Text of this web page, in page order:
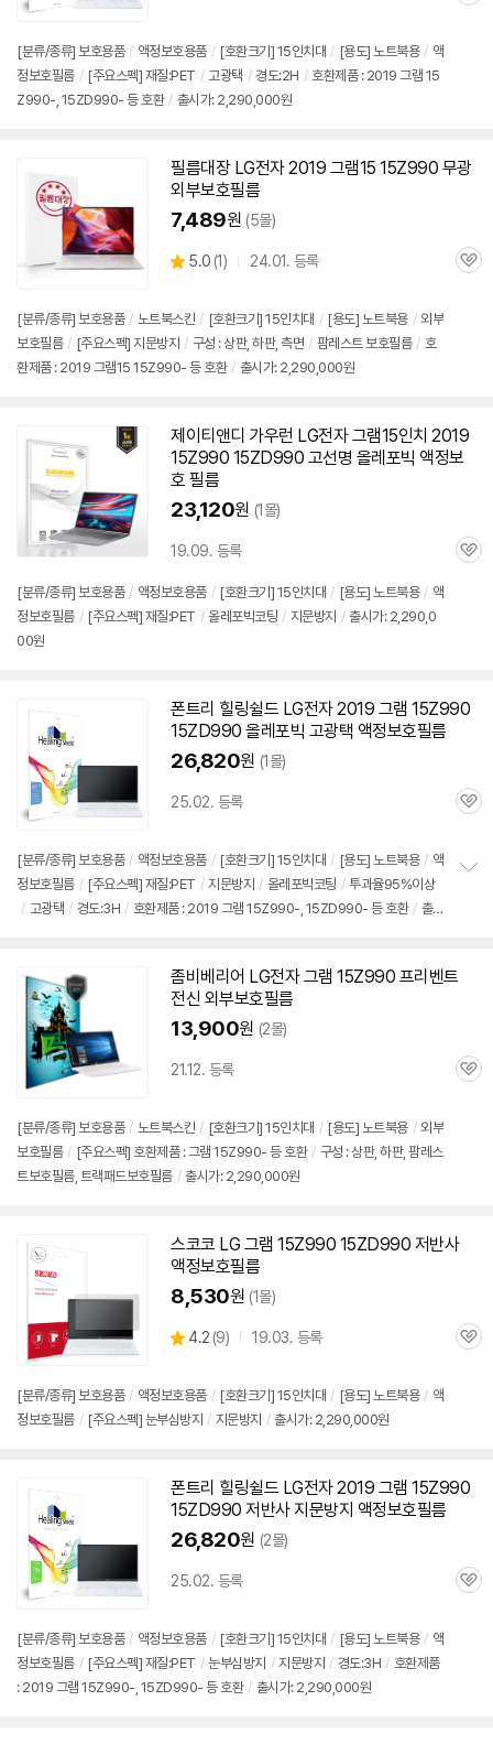
[분류/종류] 보호용품 / 액정보호용품 / [호환크기] 15인치대 / [용도] 노트북용 / 액
정보호필름 / [주요스펙] 재질:PET / 고광택 / 경도:2H / 호환제품 : 2019 그램 15
Z990-, 15ZD990- 등 호환 / 출시가: 2,290,000원
필름대장 LG전자 2019 그램15 15Z990 무광
외부보호필름
7,489원 (5몰)
별
5.0 (상
1) 24.01. 등록
관
[분류/종류] 보호용품 / 노트북스킨 / [호환크기] 15인치대 / [용도] 노트북용 / 외부
보호필름 / [주요스펙] 지문방지 / 구성 : 상판, 하판, 측면 / 팜레스트 보호필름 / 호
환제품 : 2019 그램15 15Z990- 등 호환 / 출시가: 2,290,000원
제이티앤디 가우런 LG전자 그램15인치 2019
15Z990 15ZD990 고선명 올레포빅 액정보
호 필름
23,120원 (1몰)
19.09. 등록
관
[분류/종류] 보호용품 / 액정보호용품 / [호환크기] 15인치대 / [용도] 노트북용 / 액
정보호필름 / [주요스펙] 재질:PET / 올레포빅코팅 / 지문방지 / 출시가: 2,290,0
00원
폰트리 힐링쉴드 LG전자 2019 그램 15Z990
15ZD990 올레포빅 고광택 액정보호필름
26,820원 (1몰)
25.02. 등록
관
[분류/종류] 보호용품 / 액정보호용품 / [호환크기] 15인치대 / [용도] 노트북용 / 액
정보호필름 / [주요스펙] 재질:PET / 지문방지 / 올레포빅코팅 / 투과율95%이상
/ 고광택 / 경도:3H / 호환제품 : 2019 그램 15Z990-, 15ZD990- 등 호환 / 출
좀비베리어 LG전자 그램 15Z990 프리벤트
전신 외부보호필름
13,900원 (2몰)
21.12. 등록
관
[분류/종류] 보호용품 / 노트북스킨 / [호환크기] 15인치대 / [용도] 노트북용 / 외부
보호필름 / [주요스펙] 호환제품 : 그램 15Z990- 등 호환 / 구성 : 상판, 하판, 팜레스
트보호필름, 트랙패드보호필름 / 출시가: 2,290,000원
스코코 LG 그램 15Z990 15ZD990 저반사
액정보호필름
8,530원 (1몰)
별
4.2 (상
뷰
9) 19.03. 등록
관
[분류/종류] 보호용품 / 액정보호용품 / [호환크기] 15인치대 / [용도] 노트북용 / 액
정보호필름 / [주요스펙] 눈부심방지 / 지문방지 / 출시가: 2,290,000원
폰트리 힐링쉴드 LG전자 2019 그램 15Z990
15ZD990 저반사 지문방지 액정보호필름
26,820원 (2몰)
25.02. 등록
관
[분류/종류] 보호용품 / 액정보호용품 / [호환크기] 15인치대 / [용도] 노트북용 / 액
정보호필름 / [주요스펙] 재질:PET / 눈부심방지 / 지문방지 / 경도:3H / 호환제품
: 2019 그램 15Z990-, 15ZD990- 등 호환 / 출시가: 2,290,000원